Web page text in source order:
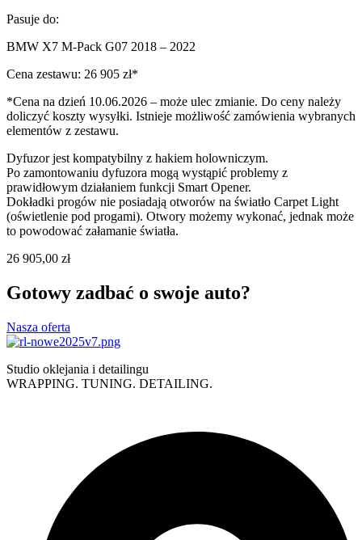
Pasuje do:
BMW X7 M-Pack G07 2018 – 2022
Cena zestawu: 26 905 zł*
*Cena na dzień 10.06.2026 – może ulec zmianie. Do ceny należy
doliczyć koszty wysyłki. Istnieje możliwość zamówienia wybranych
elementów z zestawu.
Dyfuzor jest kompatybilny z hakiem holowniczym.
Po zamontowaniu dyfuzora mogą wystąpić problemy z
prawidłowym działaniem funkcji Smart Opener.
Dokładki progów nie posiadają otworów na światło Carpet Light
(oświetlenie pod progami). Otwory możemy wykonać, jednak może
to powodować załamanie światła.
26 905,00 zł
Gotowy zadbać o swoje auto?
Nasza oferta
Studio oklejania i detailingu
WRAPPING. TUNING. DETAILING.